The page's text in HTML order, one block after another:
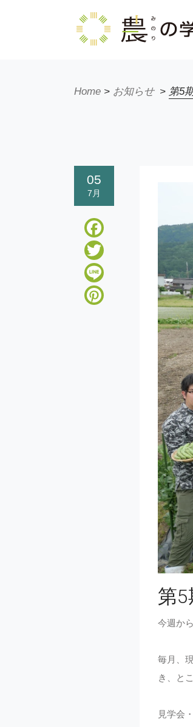
Home > お知らせ > 第5
05
7月
Facebook
Twitter
Pinterest
第5
今週か
毎月、
き、と
見学会